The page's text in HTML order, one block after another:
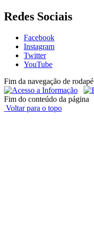
Redes Sociais
Facebook
Instagram
Twitter
YouTube
Fim da navegação de rodapé
Fim do conteúdo da página
Voltar para o topo